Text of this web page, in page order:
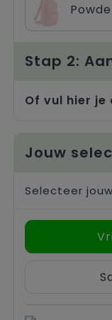
Stap 2:
Of vul hier je
Jouw
Selecteer